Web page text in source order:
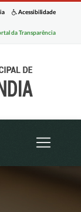
Acessibilidade
da Transparência